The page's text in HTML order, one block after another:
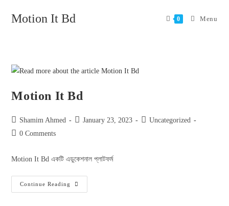
Motion It Bd 0 Menu
Motion It Bd
Shamim Ahmed January 23, 2023
Uncategorized
0 Comments
Motion It Bd একটি এডুকেশনাল প্লাটফর্ম
Continue Reading